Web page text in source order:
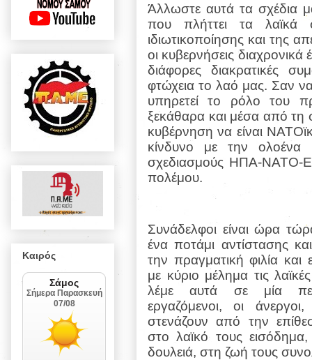
Άλλωστε αυτά τα σχέδια
που πλήττει τα λαϊκά
ιδιωτικοποίησης και της
οι κυβερνήσεις
διάφορες διακρατικές
φτώχεια το λαό μας. Σαν
υπηρετεί το ρόλο του
ξεκάθαρα και μέσα από
κυβέρνηση να είναι
κίνδυνο με την ολοένα
σχεδιασμούς ΗΠΑ-ΝΑΤΟ-
πολέμου.
Συνάδελφοι είναι ώρα
ένα ποτάμι αντίστασης
την πραγματική φιλία
με κύριο μέλημα τις
λέμε αυτά σε μία
εργαζόμενοι, οι άνεργοι,
στενάζουν από την
στο λαϊκό τους
δουλειά, στη ζωή τους
Καιρός